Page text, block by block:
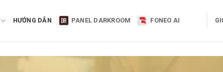
HƯỚNG DẪN PANEL DARKROOM FONEO AI